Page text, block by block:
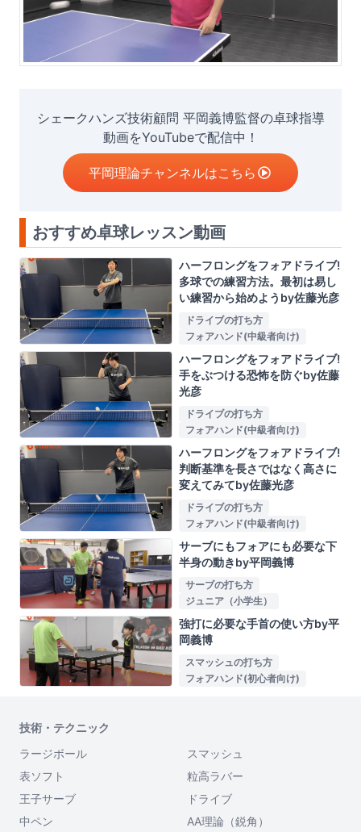
シェークハンズ技術顧問 平岡義博監督の卓球指導
動画をYouTubeで配信中！
平岡理論チャンネルはこちら
おすすめ卓球レッスン動画
ハーフロングをフォアドライブ!
多球での練習方法。最初は易し
い練習から始めようby佐藤光彦
ドライブの打ち方
フォアハンド(中級者向け)
ハーフロングをフォアドライブ!
手をぶつける恐怖を防ぐby佐藤
光彦
ドライブの打ち方
フォアハンド(中級者向け)
ハーフロングをフォアドライブ!
判断基準を長さではなく高さに
変えてみてby佐藤光彦
ドライブの打ち方
フォアハンド(中級者向け)
サーブにもフォアにも必要な下
半身の動きby平岡義博
サーブの打ち方
ジュニア（小学生）
強打に必要な手首の使い方by平
岡義博
スマッシュの打ち方
フォアハンド(初心者向け)
技術・テクニック
ラージボール
スマッシュ
表ソフト
粒高ラバー
王子サーブ
ドライブ
中ペン
AA理論（鋭角）